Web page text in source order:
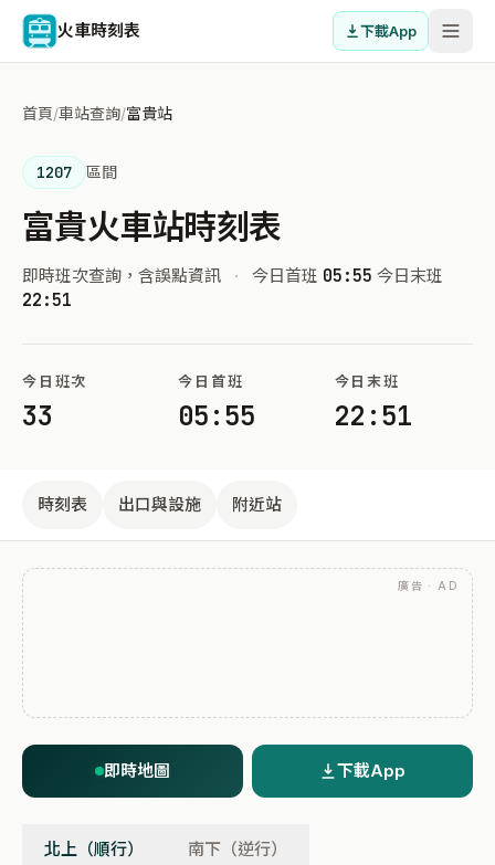
火車時刻表 下載App
首頁/車站查詢/富貴站
1207 區間
富貴火車站時刻表
即時班次查詢，含誤點資訊 · 今日首班 05:55 今日末班
22:51
今日班次
33
今日首班
05:55
今日末班
22:51
時刻表 出口與設施 附近站
廣告 · AD
即時地圖 下載App
北上（順行） 南下（逆行）